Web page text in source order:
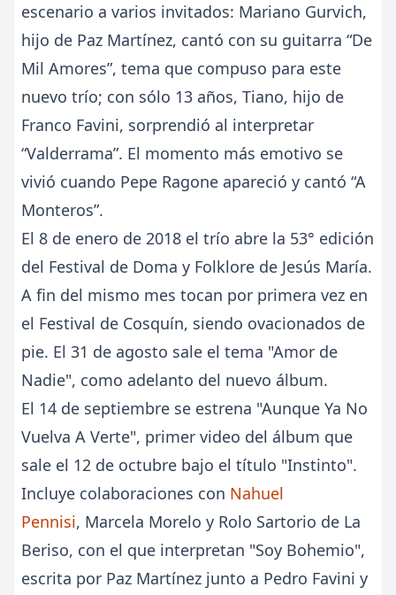
escenario a varios invitados: Mariano Gurvich,
hijo de Paz Martínez, cantó con su guitarra “De
Mil Amores”, tema que compuso para este
nuevo trío; con sólo 13 años, Tiano, hijo de
Franco Favini, sorprendió al interpretar
“Valderrama”. El momento más emotivo se
vivió cuando Pepe Ragone apareció y cantó “A
Monteros”.
El 8 de enero de 2018 el trío abre la 53° edición
del Festival de Doma y Folklore de Jesús María.
A fin del mismo mes tocan por primera vez en
el Festival de Cosquín, siendo ovacionados de
pie. El 31 de agosto sale el tema "Amor de
Nadie", como adelanto del nuevo álbum.
El 14 de septiembre se estrena "Aunque Ya No
Vuelva A Verte", primer video del álbum que
sale el 12 de octubre bajo el título "Instinto".
Incluye colaboraciones con Nahuel
Pennisi, Marcela Morelo y Rolo Sartorio de La
Beriso, con el que interpretan "Soy Bohemio",
escrita por Paz Martínez junto a Pedro Favini y